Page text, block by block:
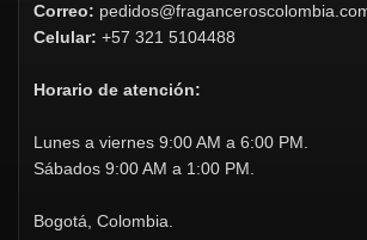
Correo:
Celular: +57 321 5104488
Horario de atención:
Lunes a viernes 9:00 AM a 6:00 PM.
Sábados 9:00 AM a 1:00 PM.
Bogotá, Colombia.